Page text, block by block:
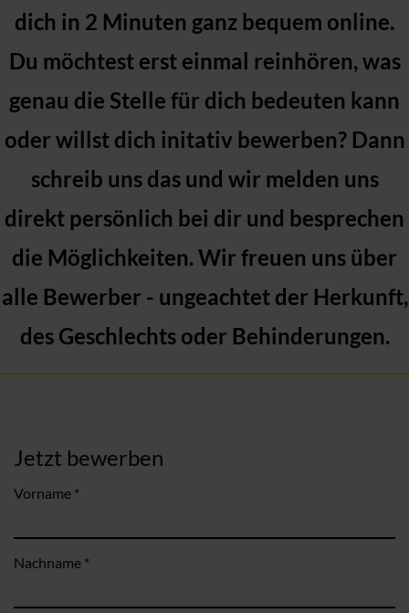
dich in 2 Minuten ganz bequem online.
Du möchtest erst einmal reinhören, was
genau die Stelle für dich bedeuten kann
oder willst dich initativ bewerben? Dann
schreib uns das und wir melden uns
direkt persönlich bei dir und besprechen
die Möglichkeiten. Wir freuen uns über
alle Bewerber - ungeachtet der Herkunft,
des Geschlechts oder Behinderungen.
Jetzt bewerben
Vorname *
Nachname *